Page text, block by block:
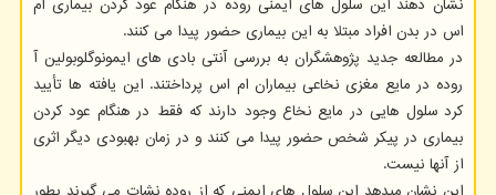
نشان دهند این سلول های ایمنی روده در هنگام عود کردن بیماری ام
اس در بدن افراد مبتلا به این بیماری حضور پیدا می کنند.
در مطالعه جدید پژوهشگران به بررسی آنتی بادی های ایمونوگلوبولین آ
روده در مایع مغزی نخاعی بیماران ام اس پرداختند. این یافته ها تأیید
کرد سلول هایی در مایع نخاع وجود دارند که فقط در هنگام عود کردن
بیماری در پیکر شخص حضور پیدا می کنند و در زمان بهبودی دیگر اثری
از آنها نیست.